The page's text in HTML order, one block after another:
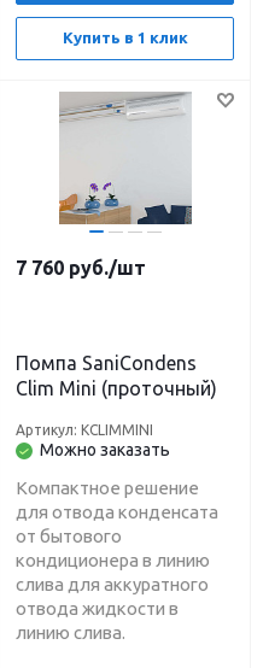
Купить в 1 клик
7 760 руб./шт
Помпа SaniCondens
Clim Mini (проточный)
Можно заказать
Артикул: KCLIMMINI
Компактное решение
для отвода конденсата
от бытового
кондиционера в линию
слива для аккуратного
отвода жидкости в
линию слива.